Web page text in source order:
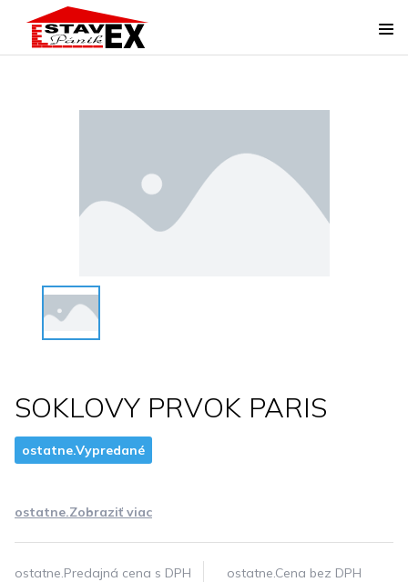
SOKLOVY PRVOK PARIS
ostatne.Vypredané
ostatne.Zobraziť viac
ostatne.Predajná cena s DPH ostatne.Cena bez DPH